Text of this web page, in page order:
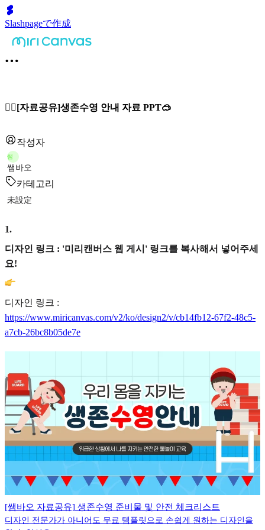
Slashpageで作成
🏊‍♂️[자료공유]생존수영 안내 자료 PPT🥽
작성자
쌤
쌤바오
카테고리
未設定
1.
디자인 링크 : '미리캔버스 웹 게시' 링크를 복사해서 넣어주세
요!
디자인 링크 :
https://www.miricanvas.com/v2/ko/design2/v/cb14fb12-67f2-48c5-
a7cb-26bc8b05de7e
[쌤바오 자료공유] 생존수영 준비물 및 안전 체크리스트
디자인 전문가가 아니어도 무료 템플릿으로 손쉽게 원하는 디자인을